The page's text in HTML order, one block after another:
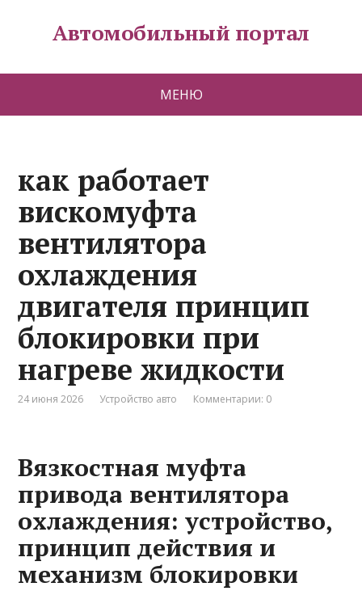
Автомобильный портал
МЕНЮ
как работает
вискомуфта
вентилятора
охлаждения
двигателя принцип
блокировки при
нагреве жидкости
24 июня 2026 Устройство авто Комментарии: 0
Вязкостная муфта
привода вентилятора
охлаждения: устройство,
принцип действия и
механизм блокировки